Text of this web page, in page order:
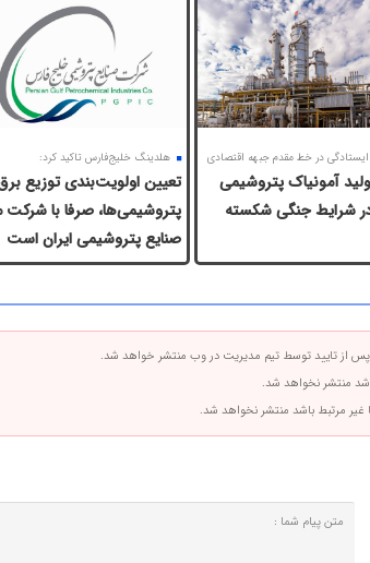
در خط مقدم جبهه اقتصادی
آمونیاک پتروشیمی
شرایط جنگی شکسته
هلدینگ خلیج‌فارس تاکید کرد:
تعیین اولویت‌بندی توزیع
پتروشیمی‌ها، صرفا با شرکت
صنایع پتروشیمی ایران است
از تایید توسط تیم مدیریت در وب منتشر خواهد شد.
منتشر نخواهد شد.
غیر مرتبط باشد منتشر نخواهد شد.